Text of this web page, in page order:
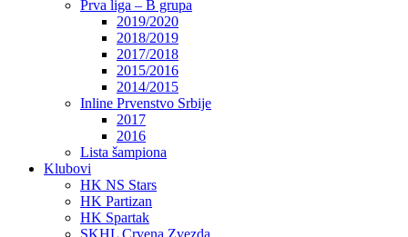
Prva liga – B grupa
2019/2020
2018/2019
2017/2018
2015/2016
2014/2015
Inline Prvenstvo Srbije
2017
2016
Lista šampiona
Klubovi
HK NS Stars
HK Partizan
HK Spartak